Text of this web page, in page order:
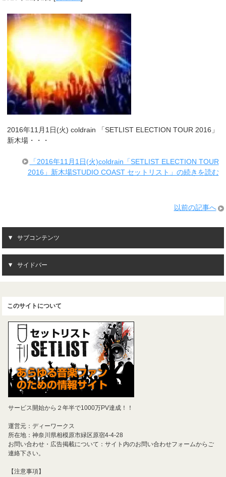
2016年11月1日(火) coldrain 「SETLIST ELECTION TOUR 2016」
新木場・・・
「2016年11月1日(火)coldrain「SETLIST ELECTION TOUR
2016」新木場STUDIO COAST セットリスト」の続きを読む
以前の記事へ
サブコンテンツ
サイドバー
このサイトについて
サービス開始から２年半で1000万PV達成！！
運営元：ディーワークス
所在地：神奈川県相模原市緑区原宿4-4-28
お問い合わせ・広告掲載について：サイト内のお問い合わせフォームからご
連絡下さい。
【注意事項】